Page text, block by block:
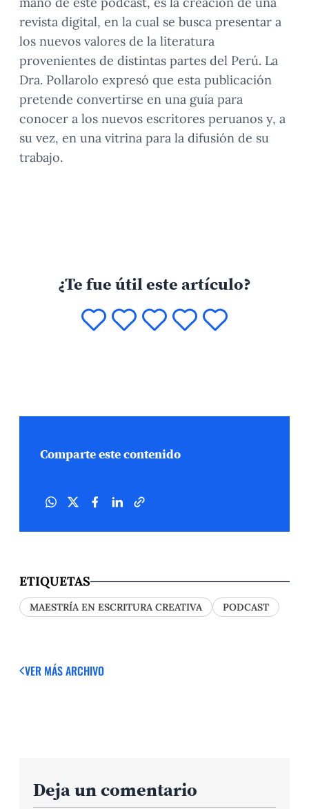
revista digital, en la cual se busca presentar a
los nuevos valores de la literatura
provenientes de distintas partes del Perú. La
Dra. Pollarolo expresó que esta publicación
pretende convertirse en una guía para
conocer a los nuevos escritores peruanos y, a
su vez, en una vitrina para la difusión de su
trabajo.
¿Te fue útil este artículo?
Comparte este contenido
ETIQUETAS
MAESTRÍA EN ESCRITURA CREATIVA PODCAST
VER MÁSARCHIVO
Deja un comentario